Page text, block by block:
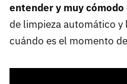
entender y muy cómodo
de limpieza automático
cuándo es el momento